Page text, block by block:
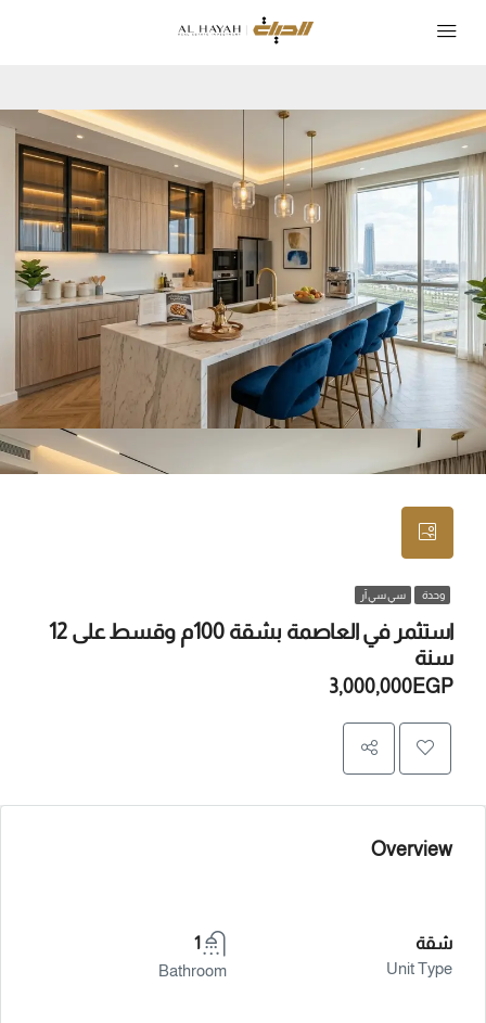
وحدة سي سي آر
استثمر في العاصمة بشقة 100م وقسط على 12
سنة
3,000,000EGP
Overview
شقة
Unit Type
1
Bathroom